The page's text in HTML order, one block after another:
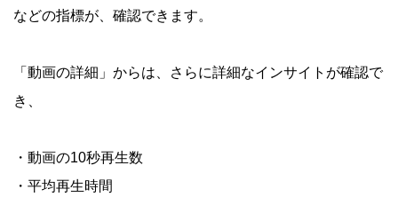
などの指標が、確認できます。
「動画の詳細」からは、さらに詳細なインサイトが確認で
き、
・動画の10秒再生数
・平均再生時間